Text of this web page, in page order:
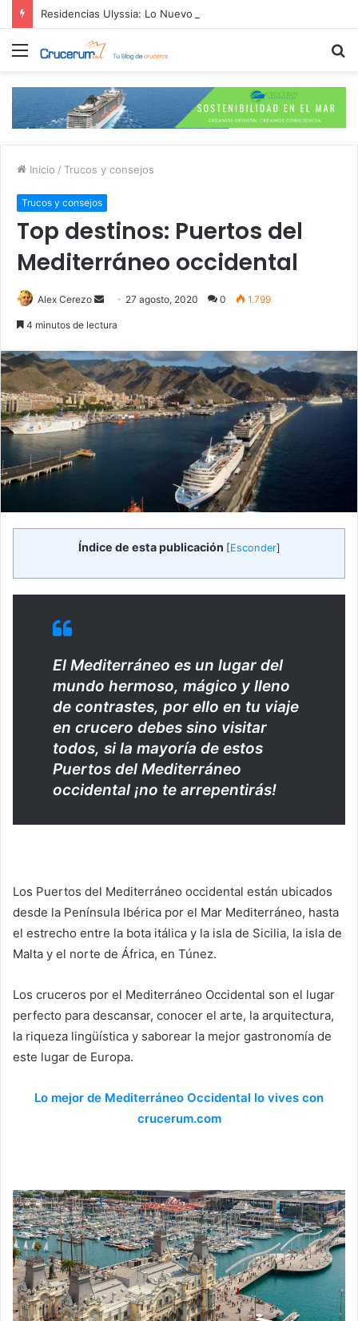
Menú
Inicio / Trucos y consejos
Trucos y consejos
Top destinos: Puertos del
Mediterráneo occidental
Alex Cerezo
Send 27 agosto, 2020 0 1.799
4 minutos de lectura
Índice de esta publicación [Esconder]
El Mediterráneo es un lugar del
mundo hermoso, mágico y lleno
de contrastes, por ello en tu viaje
en crucero debes sino visitar
todos, si la mayoría de estos
Puertos del Mediterráneo
occidental ¡no te arrepentirás!
Los Puertos del Mediterráneo occidental están ubicados
desde la Península Ibérica por el Mar Mediterráneo, hasta
el estrecho entre la bota itálica y la isla de Sicilia, la isla de
Malta y el norte de África, en Túnez.
Los cruceros por el Mediterráneo Occidental son el lugar
perfecto para descansar, conocer el arte, la arquitectura,
la riqueza lingüística y saborear la mejor gastronomía de
este lugar de Europa.
Lo mejor de Mediterráneo Occidental lo vives con
crucerum.com